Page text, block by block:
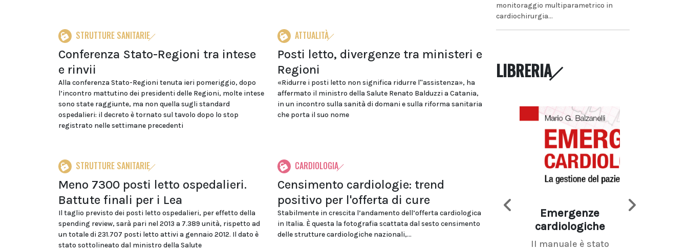
STRUTTURE SANITARIE
Conferenza Stato-Regioni tra intese
e rinvii
Alla conferenza Stato-Regioni tenuta ieri pomeriggio, dopo
l’incontro mattutino dei presidenti delle Regioni, molte intese
sono state raggiunte, ma non quella sugli standard
ospedalieri: il decreto è tornato sul tavolo dopo lo stop
registrato nelle settimane precedenti
ATTUALITÀ
Posti letto, divergenze tra ministeri e
Regioni
«Ridurre i posti letto non significa ridurre l''assistenza», ha
affermato il ministro della Salute Renato Balduzzi a Catania,
in un incontro sulla sanità di domani e sulla riforma sanitaria
che porta il suo nome
STRUTTURE SANITARIE
Meno 7300 posti letto ospedalieri.
Battute finali per i Lea
Il taglio previsto dei posti letto ospedalieri, per effetto della
spending review, sarà pari nel 2013 a 7.389 unità, rispetto ad
un totale di 231.707 posti letto attivi a gennaio 2012. Il dato è
stato sottolineato dal ministro della Salute
CARDIOLOGIA
Censimento cardiologie: trend
positivo per l'offerta di cure
Stabilmente in crescita l’andamento dell’offerta cardiologica
in Italia. È questa la fotografia scattata dal sesto censimento
delle strutture cardiologiche nazionali,...
monitoraggio multiparametrico in
cardiochirurgia...
LIBRERIA
Emergenze
cardiologiche
Il manuale è stato